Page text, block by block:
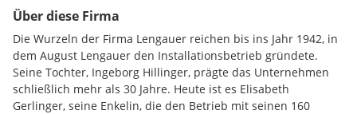
Über diese Firma
Die Wurzeln der Firma Lengauer reichen bis ins Jahr 1942, in
dem August Lengauer den Installationsbetrieb gründete.
Seine Tochter, Ingeborg Hillinger, prägte das Unternehmen
schließlich mehr als 30 Jahre. Heute ist es Elisabeth
Gerlinger, seine Enkelin, die den Betrieb mit seinen 160